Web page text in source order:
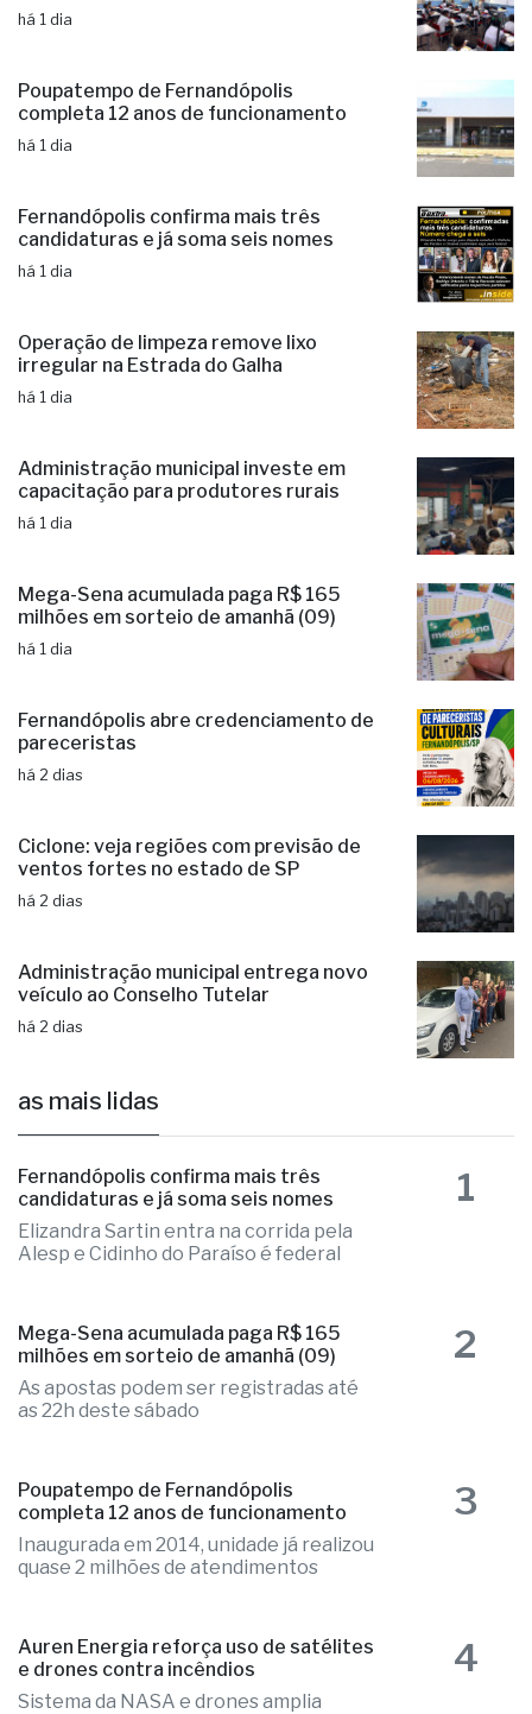
há 1 dia
Poupatempo de Fernandópolis
completa 12 anos de funcionamento
há 1 dia
Fernandópolis confirma mais três
candidaturas e já soma seis nomes
há 1 dia
Operação de limpeza remove lixo
irregular na Estrada do Galha
há 1 dia
Administração municipal investe em
capacitação para produtores rurais
há 1 dia
Mega-Sena acumulada paga R$ 165
milhões em sorteio de amanhã (09)
há 1 dia
Fernandópolis abre credenciamento de
pareceristas
há 2 dias
Ciclone: veja regiões com previsão de
ventos fortes no estado de SP
há 2 dias
Administração municipal entrega novo
veículo ao Conselho Tutelar
há 2 dias
as mais lidas
Fernandópolis confirma mais três
candidaturas e já soma seis nomes
Elizandra Sartin entra na corrida pela
Alesp e Cidinho do Paraíso é federal
1
Mega-Sena acumulada paga R$ 165
milhões em sorteio de amanhã (09)
As apostas podem ser registradas até
as 22h deste sábado
2
Poupatempo de Fernandópolis
completa 12 anos de funcionamento
Inaugurada em 2014, unidade já realizou
quase 2 milhões de atendimentos
3
Auren Energia reforça uso de satélites
e drones contra incêndios
Sistema da NASA e drones amplia
4